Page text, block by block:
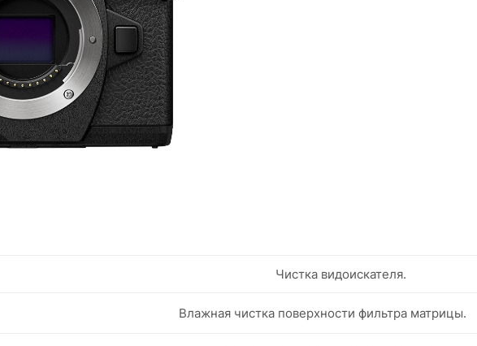
Чистка видоискателя.
Влажная чистка поверхности фильтра матрицы.